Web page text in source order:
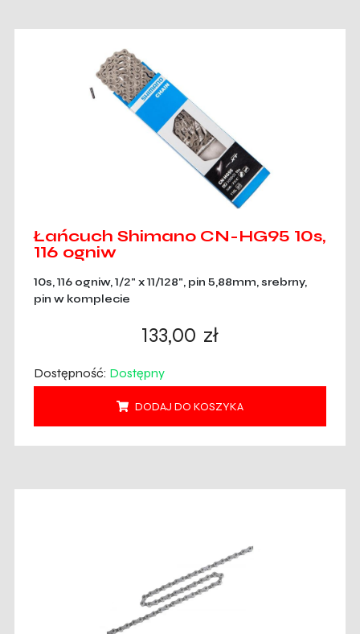
Łańcuch Shimano CN-HG95 10s,
116 ogniw
10s, 116 ogniw, 1/2" x 11/128", pin 5,88mm, srebrny,
pin w komplecie
133,00 zł
Dostępność: Dostępny
DODAJ DO KOSZYKA